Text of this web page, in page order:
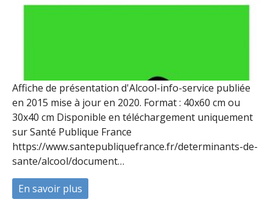
Affiche de présentation d'Alcool-info-service publiée
en 2015 mise à jour en 2020. Format : 40x60 cm ou
30x40 cm Disponible en téléchargement uniquement
sur Santé Publique France
https://www.santepubliquefrance.fr/determinants-de-
sante/alcool/document…
En savoir plus